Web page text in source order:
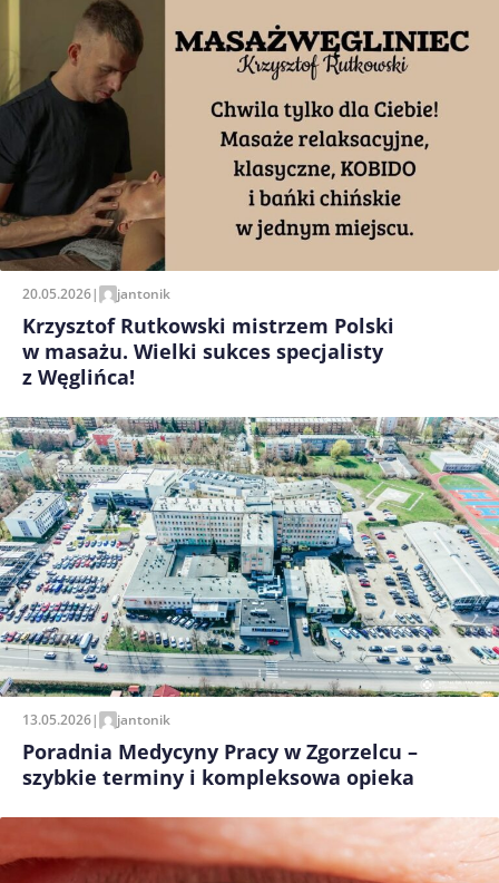
20.05.2026| jantonik
Krzysztof Rutkowski mistrzem Polski
w masażu. Wielki sukces specjalisty
z Węglińca!
13.05.2026| jantonik
Poradnia Medycyny Pracy w Zgorzelcu –
szybkie terminy i kompleksowa opieka